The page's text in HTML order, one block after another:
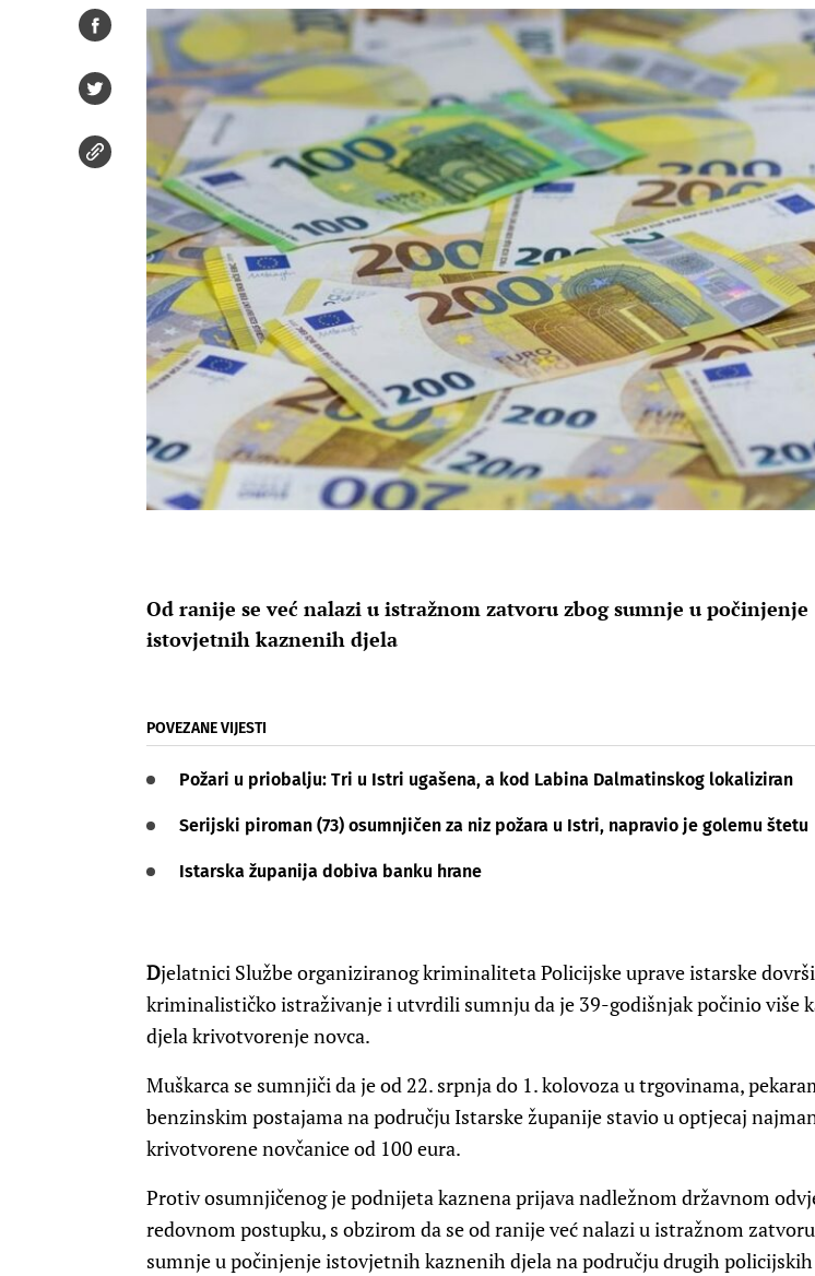
Od ranije se već nalazi u istražnom zatvoru zbog sumnje u počinjenje
istovjetnih kaznenih djela
POVEZANE VIJESTI
Požari u priobalju: Tri u Istri ugašena, a kod Labina Dalmatinskog lokaliziran
Serijski piroman (73) osumnjičen za niz požara u Istri, napravio je golemu štetu
Istarska županija dobiva banku hrane
Djelatnici Službe organiziranog kriminaliteta Policijske uprave istarske
kriminalističko istraživanje i utvrdili sumnju da je 39-godišnjak počinio više
djela krivotvorenje novca.
Muškarca se sumnjiči da je od 22. srpnja do 1. kolovoza u trgovinama,
benzinskim postajama na području Istarske županije stavio u optjecaj
krivotvorene novčanice od 100 eura.
Protiv osumnjičenog je podnijeta kaznena prijava nadležnom državnom
redovnom postupku, s obzirom da se od ranije već nalazi u istražnom
sumnje u počinjenje istovjetnih kaznenih djela na području drugih policijskih